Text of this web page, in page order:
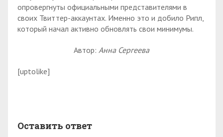
опровергнуты официальными представителями в
своих Твиттер-аккаунтах. Именно это и добило Рипл,
который начал активно обновлять свои минимумы.
Автор: Анна Сергеева
[uptolike]
Оставить ответ